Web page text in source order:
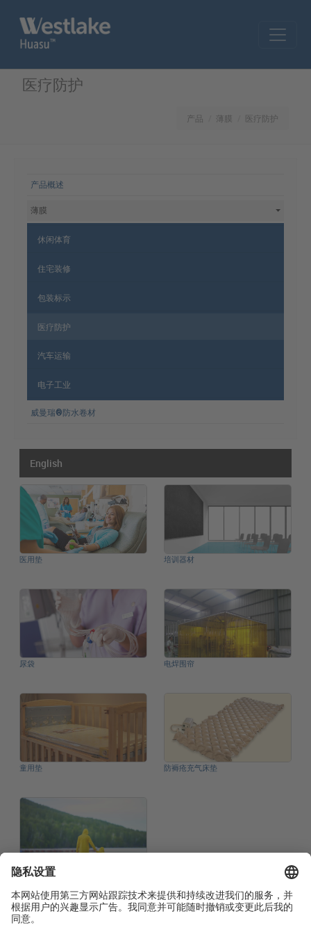
医疗防护
产品 薄膜 医疗防护
产品概述
薄膜
休闲体育
住宅装修
包装标示
医疗防护
汽车运输
电子工业
威曼瑞®防水卷材
English
医用垫 培训器材
尿袋 电焊围帘
童用垫 防褥疮充气床垫
雨衣